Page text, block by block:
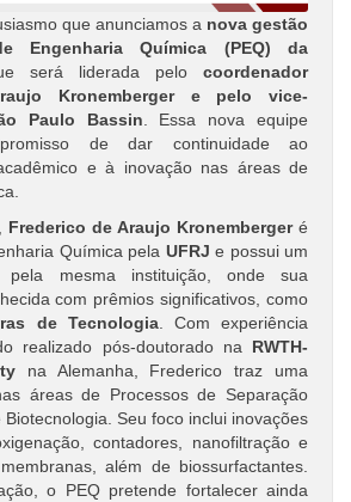
que anunciamos a nova gestão
Engenharia Química (PEQ) da
será liderada pelo coordenador
Kronemberger e pelo vice-
Paulo Bassin . Essa nova equipe
de dar continuidade ao
e à inovação nas áreas de
Frederico de Araujo Kronembergeré
Química pela UFRJ e possui um
pela mesma instituição, onde sua
com prêmios significativos, como
de Tecnologia. Com experiência
realizado pós-doutorado na RWTH-
na Alemanha, Frederico traz uma
áreas de Processos de Separação
Seu foco inclui inovações
contadores, nanofiltração e
além de biossurfactantes.
o PEQ pretende fortalecer ainda